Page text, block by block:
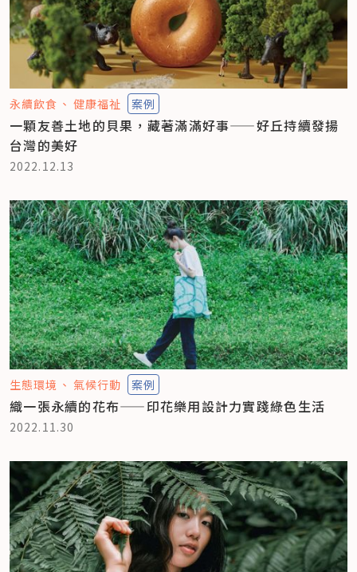
永續飲食 健康福祉 案例
一顆友善土地的貝果，藏著滿滿好事——好丘持續發揚
台灣的美好
2022.12.13
生態環境 氣候行動 案例
織一張永續的花布——印花樂用設計力實踐綠色生活
2022.11.30